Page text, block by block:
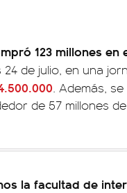
123 millones en
24 de julio, en una
. Además, se
de 57 millones de
la facultad de